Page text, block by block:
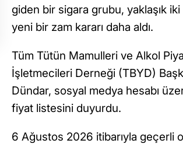
giden bir sigara grubu, yaklaşık
yeni bir zam kararı daha aldı.
Tüm Tütün Mamulleri ve Alkol
İşletmecileri Derneği (TBYD)
Dündar, sosyal medya hesabı
fiyat listesini duyurdu.
6 Ağustos 2026 itibarıyla geçerli